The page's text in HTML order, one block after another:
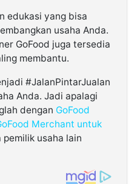
edukasi yang bisa
usaha Anda.
GoFood juga tersedia
membantu.
#JalanPintarJualan
Anda. Jadi apalagi
dengan GoFood
Merchant untuk
pemilik usaha lain